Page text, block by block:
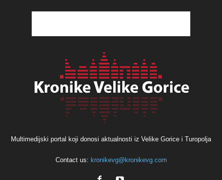
Multimedijski portal koji donosi aktualnosti iz Velike Gorice i Turopolja
Contact us: kronikevg@kronikevg.com